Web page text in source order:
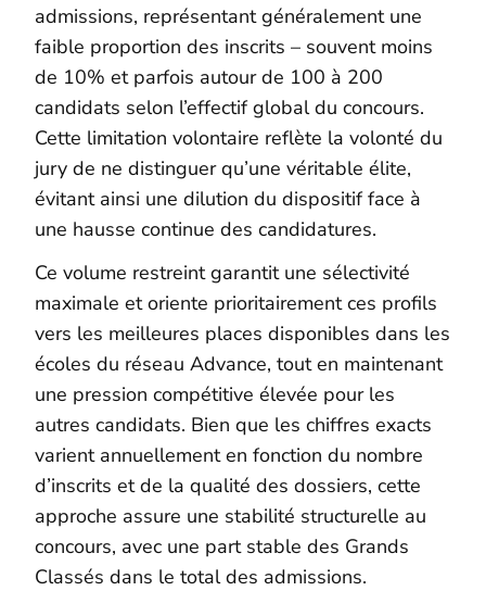
admissions, représentant généralement une
faible proportion des inscrits – souvent moins
de 10% et parfois autour de 100 à 200
candidats selon l’effectif global du concours.
Cette limitation volontaire reflète la volonté du
jury de ne distinguer qu’une véritable élite,
évitant ainsi une dilution du dispositif face à
une hausse continue des candidatures.
Ce volume restreint garantit une sélectivité
maximale et oriente prioritairement ces profils
vers les meilleures places disponibles dans les
écoles du réseau Advance, tout en maintenant
une pression compétitive élevée pour les
autres candidats. Bien que les chiffres exacts
varient annuellement en fonction du nombre
d’inscrits et de la qualité des dossiers, cette
approche assure une stabilité structurelle au
concours, avec une part stable des Grands
Classés dans le total des admissions.